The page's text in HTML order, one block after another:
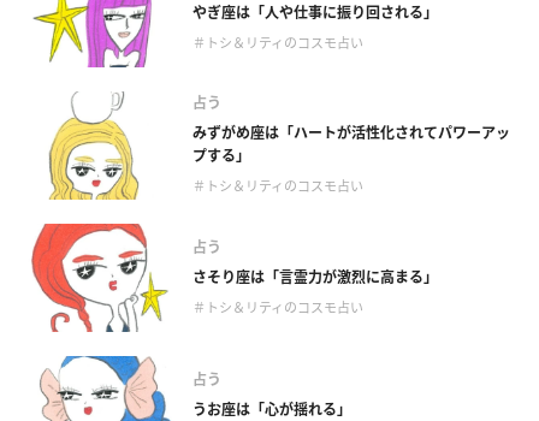
やぎ座は「人や仕事に振り回される」
＃トシ＆リティのコスモ占い
占う
みずがめ座は「ハートが活性化されてパワーアッ
プする」
＃トシ＆リティのコスモ占い
占う
さそり座は「言霊力が激烈に高まる」
＃トシ＆リティのコスモ占い
占う
うお座は「心が揺れる」